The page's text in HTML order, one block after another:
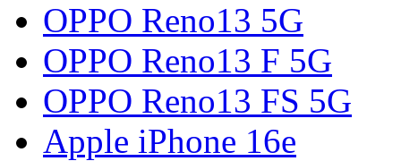
OPPO Reno13 5G
OPPO Reno13 F 5G
OPPO Reno13 FS 5G
Apple iPhone 16e